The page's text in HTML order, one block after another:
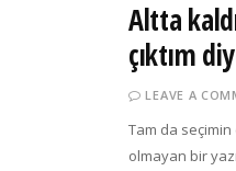
Altta
çıktım
LEAVE A
Tam da
olmayan bir